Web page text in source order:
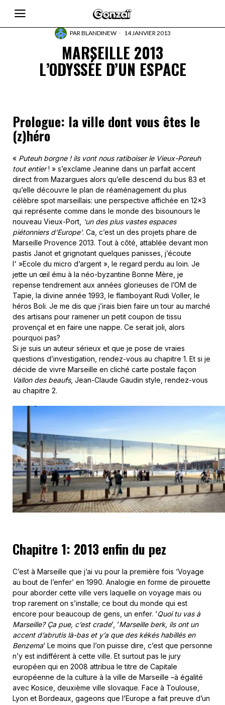
PARBLANDINEW 14 JANVIER 2013
MARSEILLE 2013
L’ODYSSÉE D’UN ESPACE
Prologue: la ville dont vous êtes le
(z)héro
« Puteuh borgne ! ils vont nous ratiboiser le Vieux-Poreuh
tout entier! » s’exclame Jeanine dans un parfait accent
direct from Mazargues alors qu’elle descend du bus 83 et
qu’elle découvre le plan de réaménagement du plus
célèbre spot marseillais: une perspective affichée en 12×3
qui représente comme dans le monde des bisounours le
nouveau Vieux-Port, ‘un des plus vastes espaces
piétonniers d’Europe’. Ca, c’est un des projets phare de
Marseille Provence 2013. Tout à côté, attablée devant mon
pastis Janot et grignotant quelques panisses, j’écoute
l' »Ecole du micro d’argent », le regard perdu au loin. Je
jette un œil ému à la néo-byzantine Bonne Mère, je
repense tendrement aux années glorieuses de l’OM de
Tapie, la divine année 1993, le flamboyant Rudi Voller, le
héros Boli. Je me dis que j’irais bien faire un tour au marché
des artisans pour ramener un petit coupon de tissu
provençal et en faire une nappe. Ce serait joli, alors
pourquoi pas?
Si je suis un auteur sérieux et que je pose de vraies
questions d’investigation, rendez-vous au chapitre 1. Et si je
décide de vivre Marseille en cliché carte postale façon
Vallon des beaufs, Jean-Claude Gaudin style, rendez-vous
au chapitre 2.
Chapitre 1: 2013 enfin du pez
C’est à Marseille que j’ai vu pour la première fois ‘Voyage
au bout de l’enfer’ en 1990. Analogie en forme de pirouette
pour aborder cette ville vers laquelle on voyage mais ou
trop rarement on s’installe; ce bout du monde qui est
encore pour beaucoup de gens, un enfer. ‘Quoi tu vas à
Marseille? Ça pue, c’est crade‘, ‘Marseille berk, ils ont un
accent d’abrutis là-bas et y’a que des kékés habillés en
Benzema‘ Le moins que l’on puisse dire, c’est que personne
n’y est indifférent à cette ville. Et surtout pas le jury
européen qui en 2008 attribua le titre de Capitale
européenne de la culture à la ville de Marseille –à égalité
avec Kosice, deuxième ville slovaque. Face à Toulouse,
Lyon et Bordeaux, gageons que l’Europe a fait preuve d’un